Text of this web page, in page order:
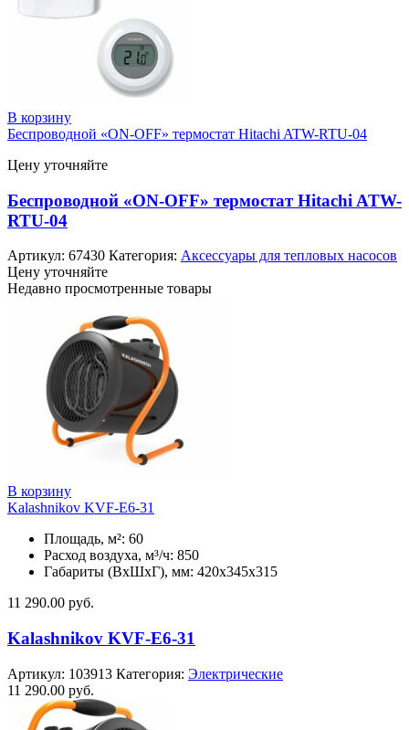
В корзину
Беспроводной «ON-OFF» термостат Hitachi ATW-RTU-04
Цену уточняйте
Беспроводной «ON-OFF» термостат Hitachi ATW-
RTU-04
Артикул: 67430 Категория: Аксессуары для тепловых насосов
Цену уточняйте
Недавно просмотренные товары
В корзину
Kalashnikov KVF-E6-31
Площадь, м²: 60
Расход воздуха, м³/ч: 850
Габариты (ВхШхГ), мм: 420x345x315
11 290.00 руб.
Kalashnikov KVF-E6-31
Артикул: 103913 Категория: Электрические
11 290.00 руб.